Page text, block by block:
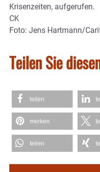
Krisenzeiten, aufgerufen.
CK
Foto: Jens Hartmann/
Teilen Sie
teilen
merken
teilen